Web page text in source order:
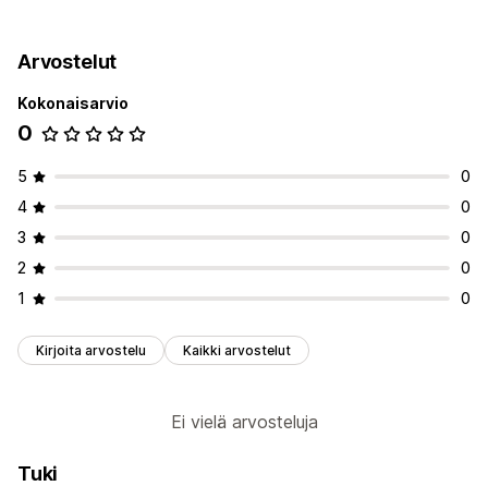
Mukautetut pohjat
Loppunut varastosta
Mukautukset
Varastolaskuri
Arvostelut
Kokonaisarvio
0
5
0
4
0
3
0
2
0
1
0
Kirjoita arvostelu Kaikki arvostelut
Ei vielä arvosteluja
Tuki